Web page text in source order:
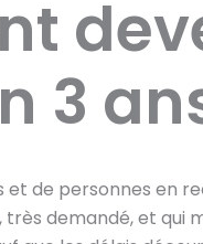
3
et de personnes en
très demandé, et qui